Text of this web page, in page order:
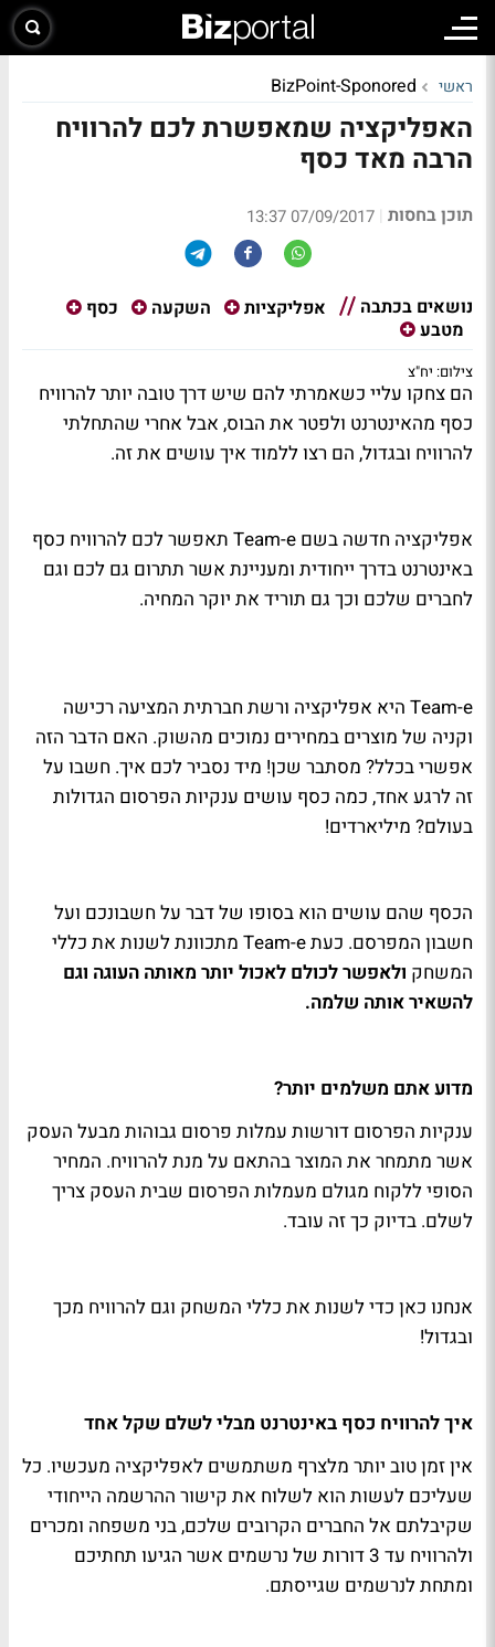
ראשי BizPoint-Sponored
האפליקציה שמאפשרת לכם להרוויח
הרבה מאד כסף
תוכן בחסות |
07/09/2017 13:37
נושאים בכתבה אפליקציות השקעה
כסף
מטבע
צילום: יח"צ
הם צחקו עליי כשאמרתי להם שיש דרך טובה יותר להרוויח
כסף מהאינטרנט ולפטר את הבוס, אבל אחרי שהתחלתי
להרוויח ובגדול, הם רצו ללמוד איך עושים את זה.
אפליקציה חדשה בשם Team-e תאפשר לכם להרוויח כסף
באינטרנט בדרך ייחודית ומעניינת אשר תתרום גם לכם וגם
לחברים שלכם וכך גם תוריד את יוקר המחיה.
Team-e היא אפליקציה ורשת חברתית המציעה רכישה
וקניה של מוצרים במחירים נמוכים מהשוק. האם הדבר הזה
אפשרי בכלל? מסתבר שכן! מיד נסביר לכם איך. חשבו על
זה לרגע אחד, כמה כסף עושים ענקיות הפרסום הגדולות
בעולם? מיליארדים!
הכסף שהם עושים הוא בסופו של דבר על חשבונכם ועל
חשבון המפרסם. כעתTeam-e מתכוונת לשנות את כללי
המשחק ולאפשר לכולם לאכול יותר מאותה העוגה וגם
להשאיר אותה שלמה.
מדוע אתם משלמים יותר?
ענקיות הפרסום דורשות עמלות פרסום גבוהות מבעל העסק
אשר מתמחר את המוצר בהתאם על מנת להרוויח. המחיר
הסופי ללקוח מגולם מעמלות הפרסום שבית העסק צריך
לשלם. בדיוק כך זה עובד.
אנחנו כאן כדי לשנות את כללי המשחק וגם להרוויח מכך
ובגדול!
איך להרוויח כסף באינטרנט מבלי לשלם שקל אחד
אין זמן טוב יותר מלצרף משתמשים לאפליקציה מעכשיו. כל
שעליכם לעשות הוא לשלוח את קישור ההרשמה הייחודי
שקיבלתם אל החברים הקרובים שלכם, בני משפחה ומכרים
ולהרוויח עד 3 דורות של נרשמים אשר הגיעו תחתיכם
ומתחת לנרשמים שגייסתם.